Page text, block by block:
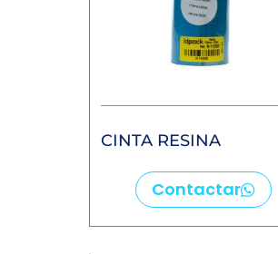
CINTA RESINA